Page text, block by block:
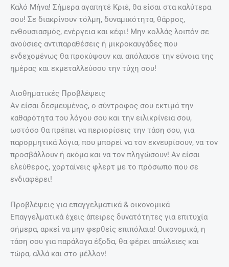
Καλό Μήνα! Σήμερα αγαπητέ Κριέ, θα είσαι στα καλύτερα
σου! Σε διακρίνουν τόλμη, δυναμικότητα, θάρρος,
ενθουσιασμός, ενέργεια και κέφι! Μην κολλάς λοιπόν σε
ανούσιες αντιπαραθέσεις ή μικροκαυγάδες που
ενδεχομένως θα προκύψουν και απόλαυσε την εύνοια της
ημέρας και εκμεταλλεύσου την τύχη σου!
Αισθηματικές Προβλέψεις
Αν είσαι δεσμευμένος, ο σύντροφος σου εκτιμά την
καθαρότητα του λόγου σου και την ειλικρίνεια σου,
ωστόσο θα πρέπει να περιορίσεις την τάση σου, για
παρορμητικά λόγια, που μπορεί να τον εκνευρίσουν, να τον
προσβάλλουν ή ακόμα και να τον πληγώσουν! Αν είσαι
ελεύθερος, χορταίνεις φλερτ με το πρόσωπο που σε
ενδιαφέρει!
Προβλέψεις για επαγγελματικά & οικονομικά
Επαγγελματικά έχεις άπειρες δυνατότητες για επιτυχία
σήμερα, αρκεί να μην φερθείς επιπόλαια! Οικονομικά, η
τάση σου για παράλογα έξοδα, θα φέρει απώλειες και
τώρα, αλλά και στο μέλλον!